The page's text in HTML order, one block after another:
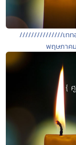
///////////////เททอง
พฤษภาค